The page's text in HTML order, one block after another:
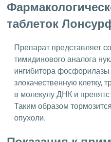
таблеток
Препарат представляет
тимидинового аналога
ингибитора
злокачественную клетку,
в молекулу ДНК и
Таким образом
опухоли.